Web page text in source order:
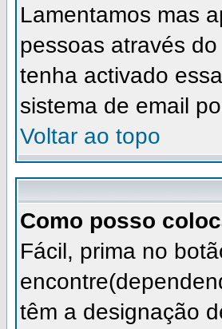
Lamentamos mas
pessoas através
tenha activado
sistema de email
Voltar ao topo
Como posso
Fácil, prima no
têm a designação